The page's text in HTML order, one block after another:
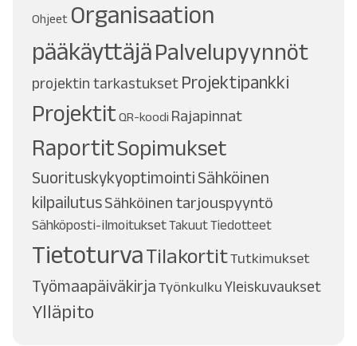
Ohjeet Organisaation
pääkäyttäjäPalvelupyynnöt
projektin tarkastukset Projektipankki
ProjektitQR-koodi Rajapinnat
RaportitSopimukset
Suorituskykyoptimointi Sähköinen
kilpailutusSähköinen tarjouspyyntö
Sähköposti-ilmoituksetTakuutTiedotteet
TietoturvaTilakortitTutkimukset
TyömaapäiväkirjaTyönkulkuYleiskuvaukset
Ylläpito